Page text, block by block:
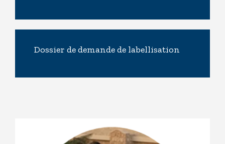
Dossier de demande de labellisation